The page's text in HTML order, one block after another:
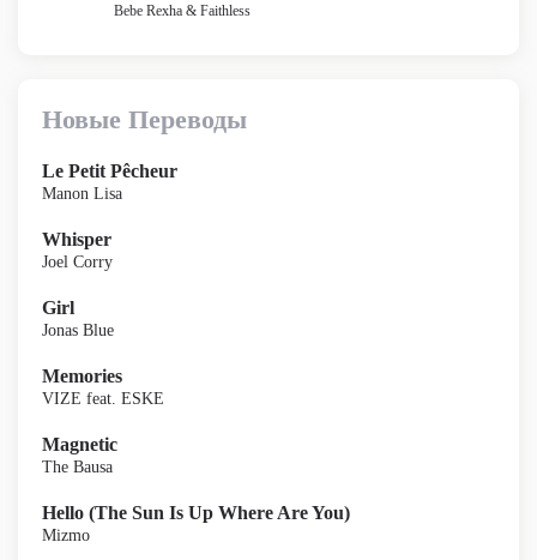
Bebe Rexha & Faithless
Новые Переводы
Le Petit Pêcheur
Manon Lisa
Whisper
Joel Corry
Girl
Jonas Blue
Memories
VIZE feat. ESKE
Magnetic
The Bausa
Hello (The Sun Is Up Where Are You)
Mizmo